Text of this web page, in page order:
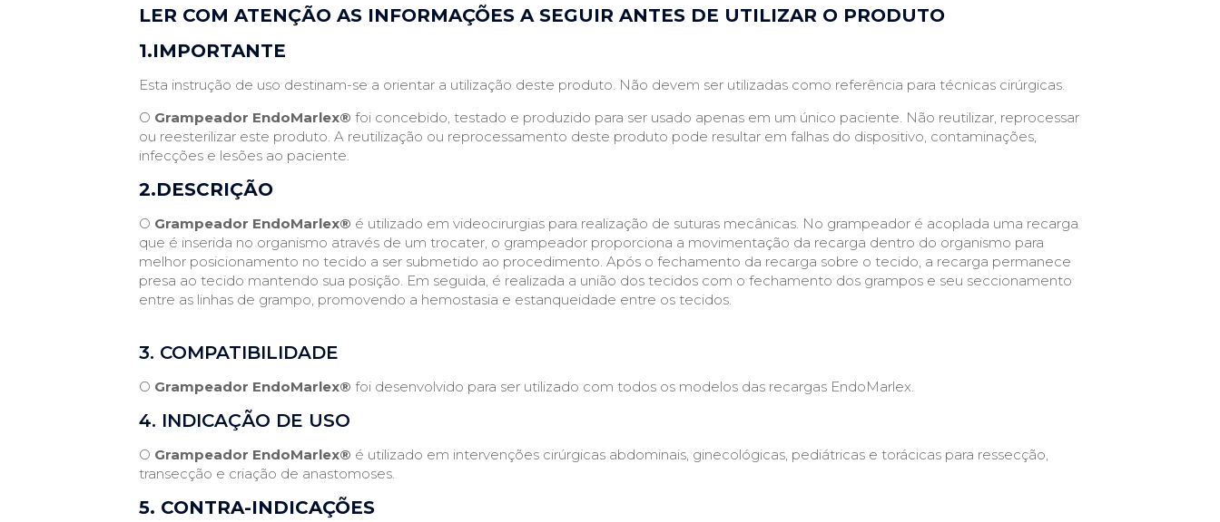
LER COM ATENÇÃO AS INFORMAÇÕES A SEGUIR ANTES DE UTILIZAR O PRODUTO
1.IMPORTANTE
Esta instrução de uso destinam-se a orientar a utilização deste produto. Não devem ser utilizadas como referência para técnicas cirúrgicas.
O Grampeador EndoMarlex® foi concebido, testado e produzido para ser usado apenas em um único paciente. Não reutilizar, reprocessar
ou reesterilizar este produto. A reutilização ou reprocessamento deste produto pode resultar em falhas do dispositivo, contaminações,
infecções e lesões ao paciente.
2.DESCRIÇÃO
O Grampeador EndoMarlex® é utilizado em videocirurgias para realização de suturas mecânicas. No grampeador é acoplada uma recarga
que é inserida no organismo através de um trocater, o grampeador proporciona a movimentação da recarga dentro do organismo para
melhor posicionamento no tecido a ser submetido ao procedimento. Após o fechamento da recarga sobre o tecido, a recarga permanece
presa ao tecido mantendo sua posição. Em seguida, é realizada a união dos tecidos com o fechamento dos grampos e seu seccionamento
entre as linhas de grampo, promovendo a hemostasia e estanqueidade entre os tecidos.
3. COMPATIBILIDADE
O Grampeador EndoMarlex® foi desenvolvido para ser utilizado com todos os modelos das recargas EndoMarlex.
4. INDICAÇÃO DE USO
O Grampeador EndoMarlex® é utilizado em intervenções cirúrgicas abdominais, ginecológicas, pediátricas e torácicas para ressecção,
transecção e criação de anastomoses.
5. CONTRA-INDICAÇÕES